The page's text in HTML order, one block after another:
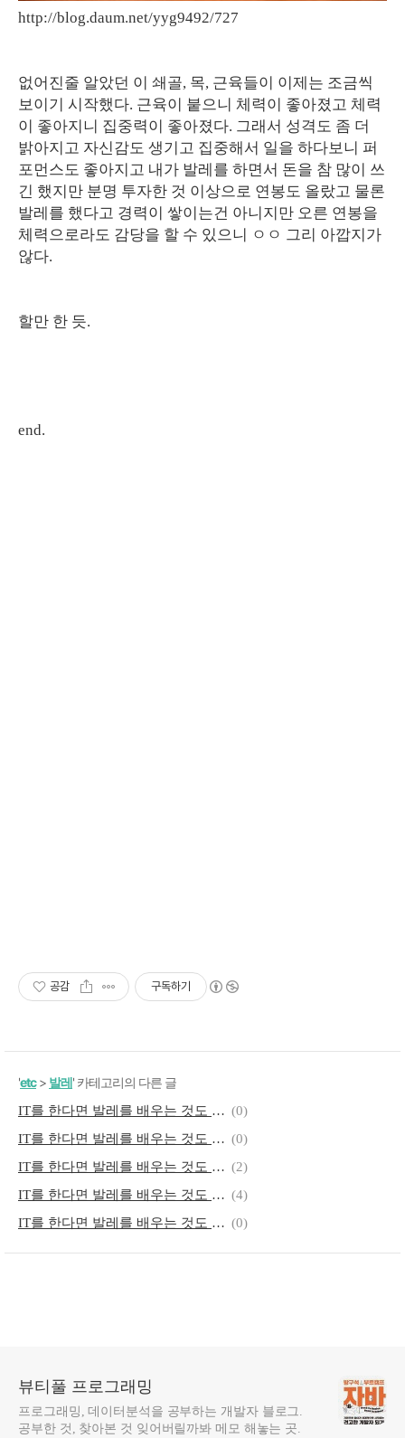
http://blog.daum.net/yyg9492/727
없어진줄 알았던 이 쇄골, 목, 근육들이 이제는 조금씩
보이기 시작했다. 근육이 붙으니 체력이 좋아졌고 체력
이 좋아지니 집중력이 좋아졌다. 그래서 성격도 좀 더
밝아지고 자신감도 생기고 집중해서 일을 하다보니 퍼
포먼스도 좋아지고 내가 발레를 하면서 돈을 참 많이 쓰
긴 했지만 분명 투자한 것 이상으로 연봉도 올랐고 물론
발레를 했다고 경력이 쌓이는건 아니지만 오른 연봉을
체력으로라도 감당을 할 수 있으니 ㅇㅇ 그리 아깝지가
않다.
할만 한 듯.
end.
공감 구독하기
'etc> 발레' 카테고리의 다른 글
IT를 한다면 발레를 배우는 것도 좋은 것 같다 - 제29편 빨리 지치지 않기 위한 호흡과 세트 (0)
IT를 한다면 발레를 배우는 것도 좋은 것 같다 - 제28, 29편 (0)
IT를 한다면 발레를 배우는 것도 좋은 것 같다 - 제26편 발레로 자세 교정하기 (2)
IT를 한다면 발레를 배우는 것도 좋은 것 같다 - 제25편 발레 등근육 어깨근육 (4)
IT를 한다면 발레를 배우는 것도 좋은 것 같다 - 제24편 발레 근육통 (0)
뷰티풀 프로그래밍
프로그래밍, 데이터분석을 공부하는 개발자 블로그.
공부한 것, 찾아본 것 잊어버릴까봐 메모 해놓는 곳.